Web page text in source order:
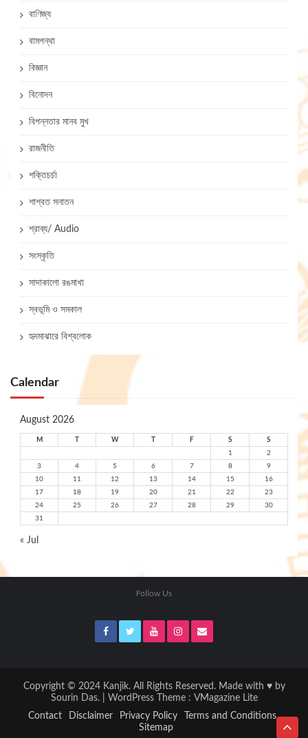
বাণিজ্য
বামপন্থা
বিজ্ঞান
বিনোদন
বিপন্নতার মানব মুখ
রাজনীতি
শক্তিচর্চা
শাশ্বত সনাতন
শ্রাব্য/ Audio
সংস্কৃতি
সাদাকালো রঙমাখা
স্বভূমি ও সমকাল
হৃদমাঝারে বিশ্বলোক
Calendar
August 2026
M W F S
S
1
2
3
4 5 6 7 8
9
10
11 12 13 14 15
16
17
18 19 20 21 22
23
24
25 26 27 28 29
30
31
« Jul
Follow Us
Copyright © 2024 Kanjik. All Rights Reserved. Made with ♥ by
Sourin Das. | WordPress Theme : VMagazine Lite
Contact
Disclaimer Privacy Policy
Terms and Conditions
Sitemap